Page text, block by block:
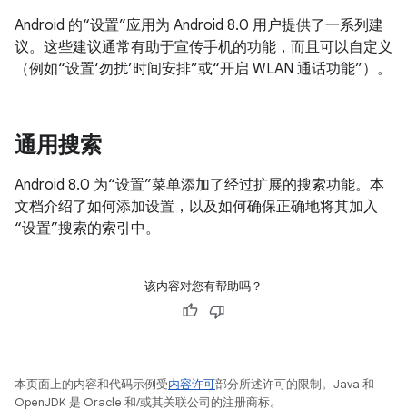
Android 的“设置”应用为 Android 8.0 用户提供了一系列建
议。这些建议通常有助于宣传手机的功能，而且可以自定义
（例如“设置‘勿扰’时间安排”或“开启 WLAN 通话功能”）。
通用搜索
Android 8.0 为“设置”菜单添加了经过扩展的搜索功能。本
文档介绍了如何添加设置，以及如何确保正确地将其加入
“设置”搜索的索引中。
该内容对您有帮助吗？
本页面上的内容和代码示例受内容许可部分所述许可的限制。Java 和
OpenJDK 是 Oracle 和/或其关联公司的注册商标。